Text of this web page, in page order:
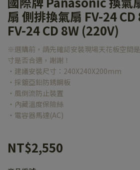
扇 側排換氣扇 FV-24
FV-24 CD 8W (220V)
※選購前，請先確認安裝現場天花板空間
寸是否合適，謝謝！
‧建議安裝尺寸：240X240X200mm
‧採鍍亞鉛防銹鋼板
‧風倒流防止裝置
‧內藏溫度保險絲
‧電容器馬達(AC)
NT$2,550